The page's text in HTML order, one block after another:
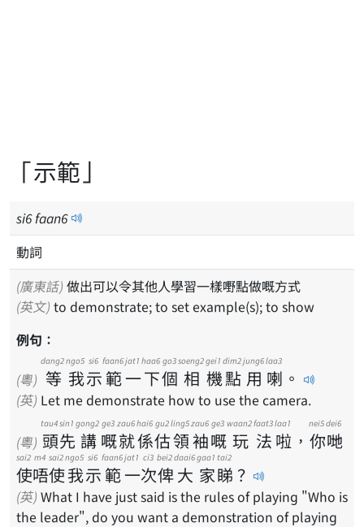
「示範」
si6faan6
動詞
(廣東話) 做出可以令其他人學習一樣嘢點做嘅方式
(英文) to demonstrate; to set example(s); to show
例句：
(粵) 等
dang2
我
ngo5
示
si6
範
faan6
一
jat1
下
haa6
個
go3
相
soeng2
機
gei1
點
dim2
用
jung6
喇
laa3
。
(英) Let me demonstrate how to use the camera.
(粵) 頭
tau4
先
sin1
講
gong2
嘅
ge3
就
zau6
係
hai6
估
gu2
領
ling5
袖
zau6
嘅
ge3
玩
waan2
法
faat3
啦
laa1
， 你
nei5
哋
dei6
使
sai2
唔
m4
使
sai2
我
ngo5
示
si6
範
faan6
一
jat1
次
ci3
俾
bei2
大
daai6
家
gaa1
睇
tai2
？
(英) What I have just said is the rules of playing "Who is
the leader", do you want a demonstration of playing